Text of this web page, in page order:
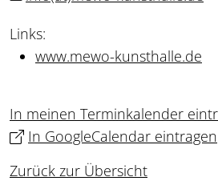
Links:
www.mewo-kunsthalle.de
In meinen Terminkalender
In GoogleCalendar eintragen
Zurück zur Übersicht